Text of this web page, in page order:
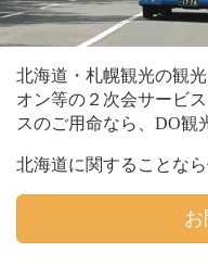
北海道・札幌観光の観
オン等の２次会サービ
スのご用命なら、DO観
北海道に関することな